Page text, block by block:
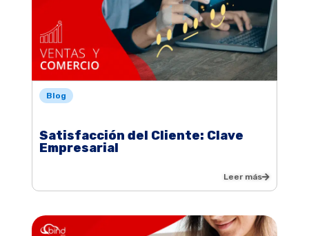
Blog
Satisfacción del Cliente: Clave
Empresarial
Leer más